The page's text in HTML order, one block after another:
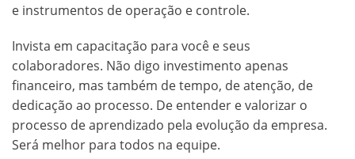
e instrumentos de operação e controle.
Invista em capacitação para você e seus
colaboradores. Não digo investimento apenas
financeiro, mas também de tempo, de atenção, de
dedicação ao processo. De entender e valorizar o
processo de aprendizado pela evolução da empresa.
Será melhor para todos na equipe.